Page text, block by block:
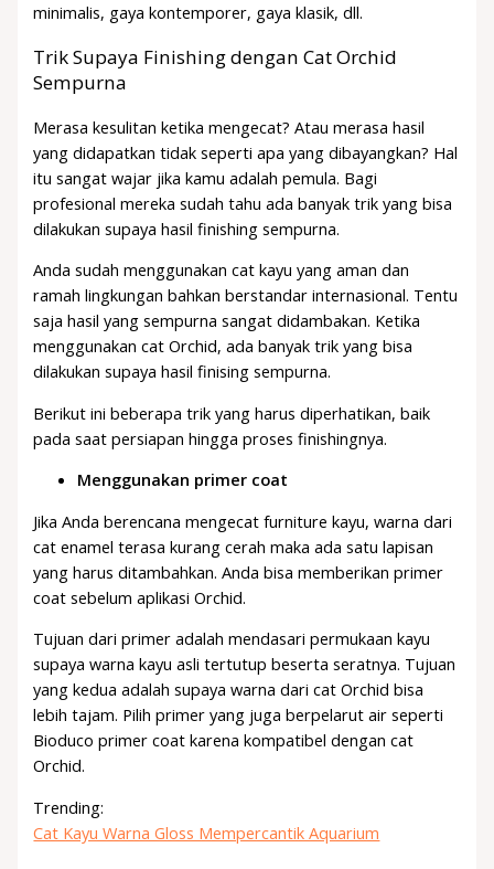
minimalis, gaya kontemporer, gaya klasik, dll.
Trik Supaya Finishing dengan Cat Orchid
Sempurna
Merasa kesulitan ketika mengecat? Atau merasa hasil
yang didapatkan tidak seperti apa yang dibayangkan? Hal
itu sangat wajar jika kamu adalah pemula. Bagi
profesional mereka sudah tahu ada banyak trik yang bisa
dilakukan supaya hasil finishing sempurna.
Anda sudah menggunakan cat kayu yang aman dan
ramah lingkungan bahkan berstandar internasional. Tentu
saja hasil yang sempurna sangat didambakan. Ketika
menggunakan cat Orchid, ada banyak trik yang bisa
dilakukan supaya hasil finising sempurna.
Berikut ini beberapa trik yang harus diperhatikan, baik
pada saat persiapan hingga proses finishingnya.
Menggunakan primer coat
Jika Anda berencana mengecat furniture kayu, warna dari
cat enamel terasa kurang cerah maka ada satu lapisan
yang harus ditambahkan. Anda bisa memberikan primer
coat sebelum aplikasi Orchid.
Tujuan dari primer adalah mendasari permukaan kayu
supaya warna kayu asli tertutup beserta seratnya. Tujuan
yang kedua adalah supaya warna dari cat Orchid bisa
lebih tajam. Pilih primer yang juga berpelarut air seperti
Bioduco primer coat karena kompatibel dengan cat
Orchid.
Trending:
Cat Kayu Warna Gloss Mempercantik Aquarium